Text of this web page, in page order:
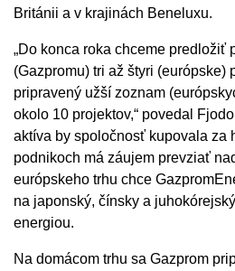
Británii a v krajinách Beneluxu.
„Do konca roka chceme predložiť
(Gazpromu) tri až štyri (európske)
pripravený užší zoznam
okolo 10 projektov,“ povedal
aktíva by spoločnosť kupovala za
podnikoch má záujem prevziať
európskeho trhu chce
na japonský, čínsky a
energiou.
Na domácom trhu sa Gazprom